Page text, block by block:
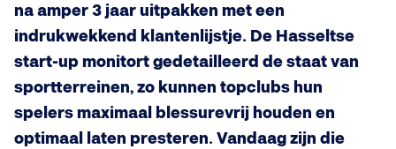
na amper 3 jaar uitpakken met een
indrukwekkend klantenlijstje. De Hasseltse
start-up monitort gedetailleerd de staat van
sportterreinen, zo kunnen topclubs hun
spelers maximaal blessurevrij houden en
optimaal laten presteren. Vandaag zijn die